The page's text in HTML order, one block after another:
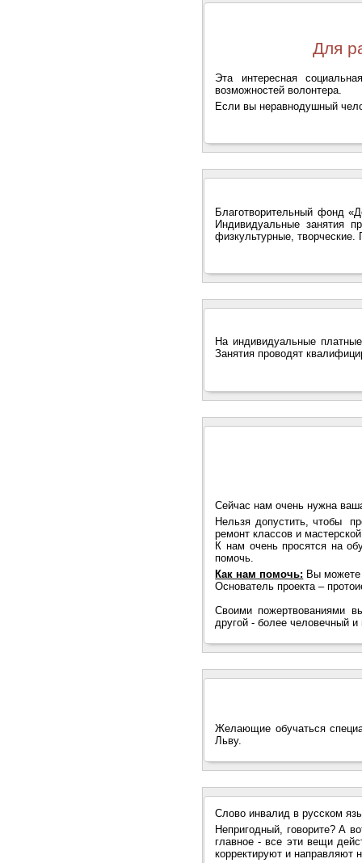
Для
Эта интересная
возможностей волонтера.
Если вы неравнодушный
Благотворительный фонд
Индивидуальные занятия
физкультурные,
На индивидуальные
Занятия проводят
Сейчас нам очень нужна
Нельзя допустить, чтобы
ремонт классов и
К нам очень просятся на
помочь.
Как нам помочь: Вы можете
Основатель проекта –
Своими пожертвованиями
другой - более человечный
Желающие обучаться
Льву.
Слово инвалид в русском
Непригодный, говорите? А
главное - все эти вещи
корректируют и направляют